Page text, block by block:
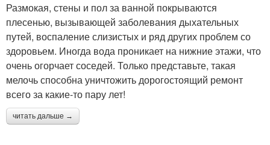
Размокая, стены и пол за ванной покрываются
плесенью, вызывающей заболевания дыхательных
путей, воспаление слизистых и ряд других проблем со
здоровьем. Иногда вода проникает на нижние этажи, что
очень огорчает соседей. Только представьте, такая
мелочь способна уничтожить дорогостоящий ремонт
всего за какие-то пару лет!
читать дальше →